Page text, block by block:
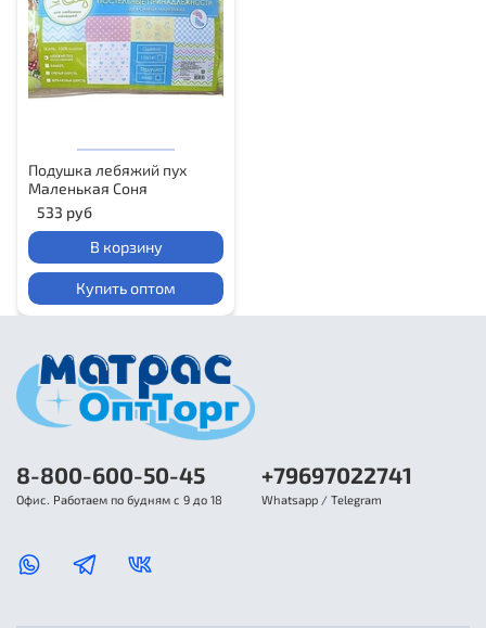
Подушка лебяжий пух
Маленькая Соня
533 руб
В корзину
Купить оптом
8-800-600-50-45
Офис. Работаем по будням с 9 до 18
+79697022741
Whatsapp / Telegram